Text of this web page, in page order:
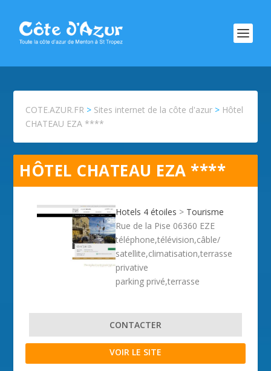
COTE.AZUR.FR > Sites internet de la côte d'azur > Hôtel
CHATEAU EZA ****
HÔTEL CHATEAU EZA ****
Hotels 4 étoiles > Tourisme
Rue de la Pise 06360 EZE
téléphone,télévision,câble/
satellite,climatisation,terrasse
privative
parking privé,terrasse
CONTACTER
VOIR LE SITE